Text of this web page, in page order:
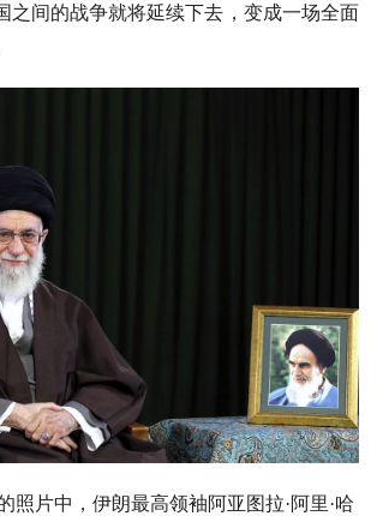
之间的战争就将延续下去，变成一场全面
的照片中，伊朗最高领袖阿亚图拉·阿里·哈